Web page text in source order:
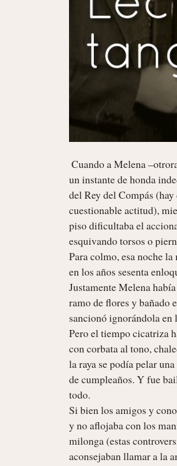
un instante de honda
del Rey del Compás
cuestionable actitud),
piso dificultaba el
esquivando torsos o
Para colmo, esa noche
en los años sesenta
Justamente Melena
ramo de flores y bañado
sancionó ignorándola en
Pero el tiempo cicatriza
con corbata al tono,
la raya se podía pelar
de cumpleaños. Y fue
todo.
Si bien los amigos y
y no aflojaba con los
milonga (estas
aconsejaban llamar a la